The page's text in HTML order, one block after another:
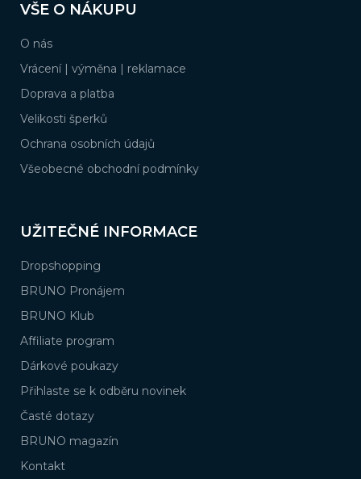
pVŠE O NÁKUPU
O nás
Vrácení | výměna | reklamace
Doprava a platba
Velikosti šperků
Ochrana osobních údajů
Všeobecné obchodní podmínky
UŽITEČNÉ INFORMACE
Dropshopping
BRUNO Pronájem
BRUNO Klub
Affiliate program
Dárkové poukazy
Přihlaste se k odběru novinek
Časté dotazy
BRUNO magazín
Kontakt